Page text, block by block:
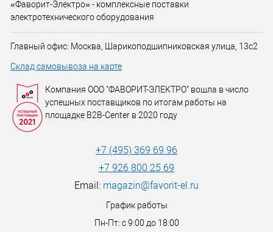
«Фаворит-Электро» - комплексные поставки
электротехнического оборудования
Главный офис: Москва, Шарикоподшипниковская улица, 13с2
Склад самовывоза на карте
Компания ООО "ФАВОРИТ-ЭЛЕКТРО" вошла в число
успешных поставщиков по итогам работы на
площадке B2B-Center в 2020 году
+7 (495) 369 69 96
+7 926 800 25 69
Email: magazin@favorit-el.ru
График работы
Пн-Пт: с 9:00 до 18:00